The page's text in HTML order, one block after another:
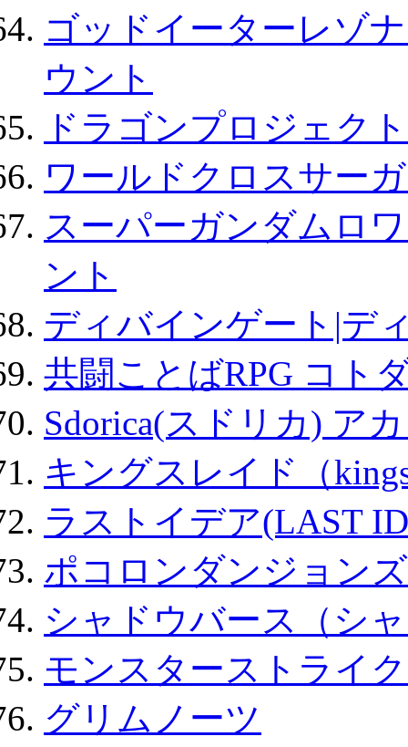
ゴッドイーターレゾ
ウント
ドラゴンプロジェク
ワールドクロスサー
スーパーガンダムロ
ント
ディバインゲート|デ
共闘ことばRPG コト
Sdorica(スドリカ) ア
キングスレイド（
ラストイデア(LAST
ポコロンダンジョン
シャドウバース（シ
モンスターストライ
グリムノーツ